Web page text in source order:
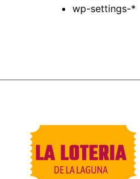
wp-settings-*